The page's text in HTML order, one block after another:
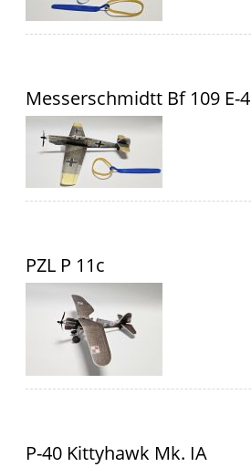
Messerschmidtt Bf 109 E-4
PZL P 11c
P-40 Kittyhawk Mk. IA